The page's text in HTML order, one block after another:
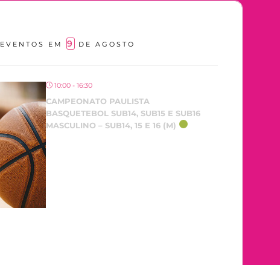
EVENTOS EM 9 DE AGOSTO
10:00 - 16:30
CAMPEONATO PAULISTA
BASQUETEBOL SUB14, SUB15 E SUB16
MASCULINO – SUB14, 15 E 16 (M)